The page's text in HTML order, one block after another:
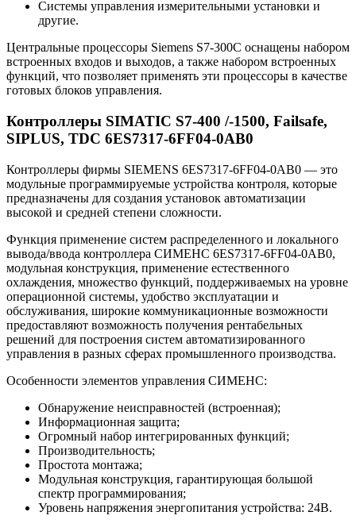
Системы управления измерительными установки и
другие.
Центральные процессоры Siemens S7-300C оснащены набором
встроенных входов и выходов, а также набором встроенных
функций, что позволяет применять эти процессоры в качестве
готовых блоков управления.
Контроллеры SIMATIC S7-400 /-1500, Failsafe,
SIPLUS, TDC 6ES7317-6FF04-0AB0
Контроллеры фирмы SIEMENS 6ES7317-6FF04-0AB0 — это
модульные программируемые устройства контроля, которые
предназначены для создания установок автоматизации
высокой и средней степени сложности.
Функция применение систем распределенного и локального
вывода/ввода контроллера СИМЕНС 6ES7317-6FF04-0AB0,
модульная конструкция, применение естественного
охлаждения, множество функций, поддерживаемых на уровне
операционной системы, удобство эксплуатации и
обслуживания, широкие коммуникационные возможности
предоставляют возможность получения рентабельных
решений для построения систем автоматизированного
управления в разных сферах промышленного производства.
Особенности элементов управления СИМЕНС:
Обнаружение неисправностей (встроенная);
Информационная защита;
Огромный набор интегрированных функций;
Производительность;
Простота монтажа;
Модульная конструкция, гарантирующая большой
спектр программирования;
Уровень напряжения энергопитания устройства: 24В.